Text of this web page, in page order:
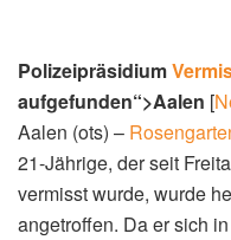
Polizeipräsidium
aufgefunden“>Aalen [
Aalen (ots) –
21-Jährige, der seit
vermisst wurde, wurde
angetroffen. Da er sich